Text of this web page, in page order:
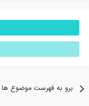
برو به فهرست موضوع ها